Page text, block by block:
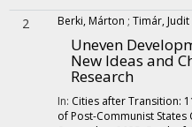
2 Berki, Márton ; Timár, Judit
Uneven
New Ideas and
Research
In: Cities after Transition:
of Post-Communist States